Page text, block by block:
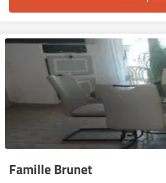
Famille Brunet